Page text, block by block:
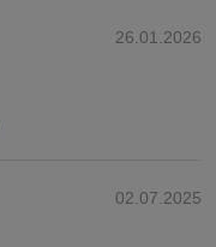
26.01.2026
02.07.2025